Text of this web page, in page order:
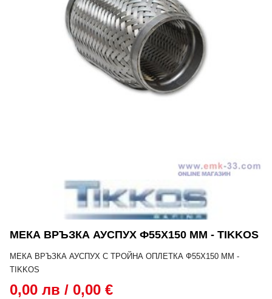
МЕКА ВРЪЗКА АУСПУХ Ф55Х150 MM - TIKKOS
МЕКА ВРЪЗКА АУСПУХ С ТРОЙНА ОПЛЕТКА Ф55Х150 MM -
TIKKOS
0,00 лв / 0,00 €